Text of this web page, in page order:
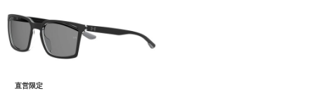
直営限定